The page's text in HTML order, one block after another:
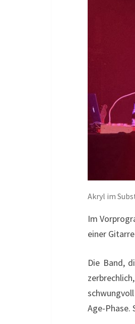
Akryl im
Im
einer
Die Band,
Age-Phase.